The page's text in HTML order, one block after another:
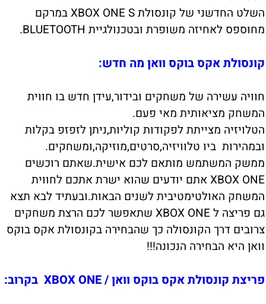
השלט החדשני של קונסולת XBOX ONE S במרקם
מחוספס לאחיזה משופרת ובטכנולגיית BLUETOOTH.
קונסולת אקס בוקס וואן מה חדש:
חוויה עשירה של משחקים ובידור,עידן חדש בו חווית
המשחק מציאותית מאי פעם.
הטלויזיה מצייתת לפקודות קוליות,ניתן לזפזפ בקלות
ובמהירות ביו טלוויזיה,סרטים,מוזיקה,ומשחקים.
ממשק המשתמש מותאם לכם אישית.שאתם רוכשים
XBOX ONE אתם יודעים שהוא ישרת אתכם לחווית
המשחק האולטימטיבית לשנים הבאות.ובעתיד לבא תצא
גם פריצה ל XBOX ONE שתאפשר לכם הרצת משחקים
צרובים דרך הקונסולה כך שהבחירה בקונסולת אקס בוקס
וואן היא הבחירה הנכונה!!!
פריצת קונסולת אקס בוקס וואן / XBOX ONE בקרוב: